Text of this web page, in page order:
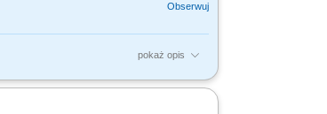
pokaż opis
Rejestrowanie faktur i